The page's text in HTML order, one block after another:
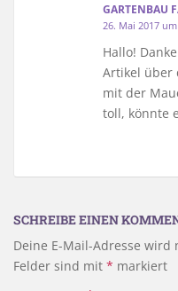
GARTENBAU
26. Mai 2017
Hallo!
Artikel über
mit der
toll, könnte
SCHREIBE EINEN
Deine E-Mail-Adresse
Felder sind mit * markiert